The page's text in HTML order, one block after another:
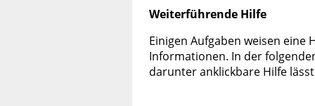
Weiterführende Hilfe
Einigen Aufgaben weisen eine
Informationen. In der
darunter anklickbare Hilfe